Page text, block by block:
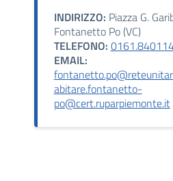
INDIRIZZO: Piazza G.
Fontanetto Po (VC)
TELEFONO:
EMAIL:
abitare.fontanetto-
po@cert.ruparpiemonte.it